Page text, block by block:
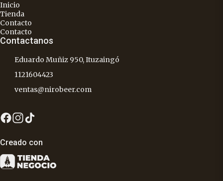
Inicio
Tienda
Contacto
Contacto
Contactanos
Eduardo Muñiz 950, Ituzaingó
1121604423
ventas@nirobeer.com
Creado con